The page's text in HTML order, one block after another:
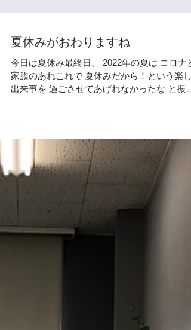
夏休みがおわりますね
今日は夏休み最終日。 2022年の夏は コロナと
出来事を 過ごさせてあげれなかったな と振り
の夏休みの日誌の丸つけを。 この夏休み、 月
曜日から金曜日は娘 土曜日は息子 のお弁当づ
くり...